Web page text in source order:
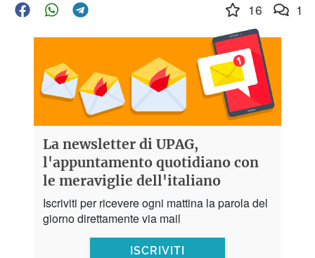
16 1
La newsletter di UPAG,
l'appuntamento quotidiano con
le meraviglie dell'italiano
Iscriviti per ricevere ogni mattina la parola del
giorno direttamente via mail
ISCRIVITI